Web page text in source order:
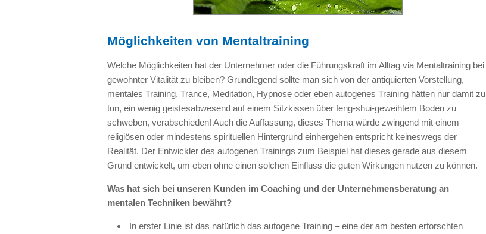
Möglichkeiten von Mentaltraining
Welche Möglichkeiten hat der Unternehmer oder die Führungskraft im Alltag via Mentaltraining bei
gewohnter Vitalität zu bleiben? Grundlegend sollte man sich von der antiquierten Vorstellung,
mentales Training, Trance, Meditation, Hypnose oder eben autogenes Training hätten nur damit zu
tun, ein wenig geistesabwesend auf einem Sitzkissen über feng-shui-geweihtem Boden zu
schweben, verabschieden! Auch die Auffassung, dieses Thema würde zwingend mit einem
religiösen oder mindestens spirituellen Hintergrund einhergehen entspricht keineswegs der
Realität. Der Entwickler des autogenen Trainings zum Beispiel hat dieses gerade aus diesem
Grund entwickelt, um eben ohne einen solchen Einfluss die guten Wirkungen nutzen zu können.
Was hat sich bei unseren Kunden im Coaching und der Unternehmensberatung an
mentalen Techniken bewährt?
In erster Linie ist das natürlich das autogene Training – eine der am besten erforschten